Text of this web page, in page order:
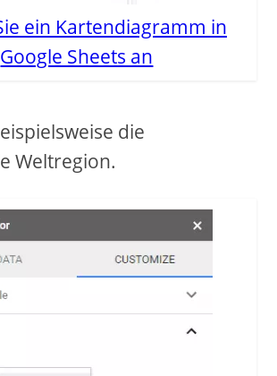
ein Kartendiagramm in
Google Sheets an
die
Weltregion.